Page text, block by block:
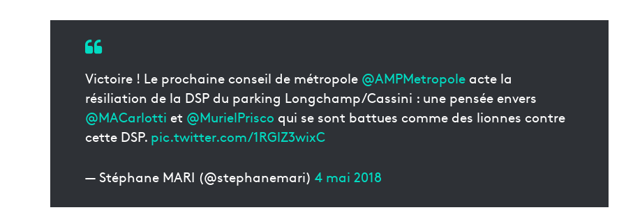
Victoire ! Le prochaine conseil de métropole @AMPMetropole acte la
résiliation de la DSP du parking Longchamp/Cassini : une pensée envers
@MACarlotti et @MurielPrisco qui se sont battues comme des lionnes contre
cette DSP. pic.twitter.com/1RGlZ3wixC
— Stéphane MARI (@stephanemari) 4 mai 2018